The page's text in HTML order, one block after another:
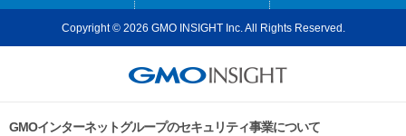
Copyright © 2026 GMO INSIGHT Inc. All Rights Reserved.
GMOインターネットグループのセキュリティ事業について